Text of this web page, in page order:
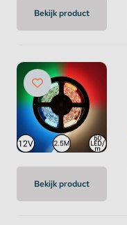
Bekijk product
Bekijk product